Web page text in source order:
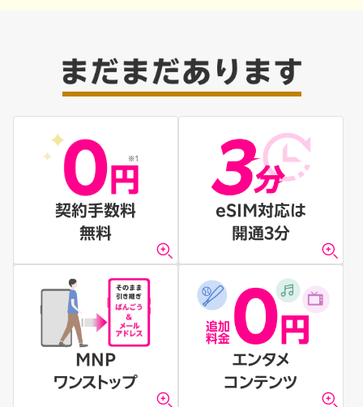
契約手数料
無料
eSIM対応は
開通3分
MNP
ワンストップ
エンタメ
コンテンツ